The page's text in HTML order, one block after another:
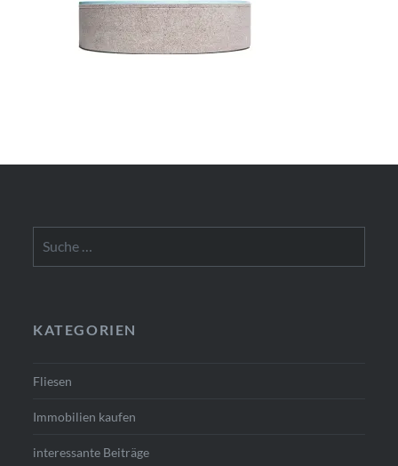
nach:
KATEGORIEN
Fliesen
Immobilien kaufen
interessante Beiträge